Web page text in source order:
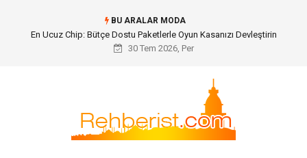
BU ARALAR MODA
Bohem Ev Dekoru Nedir?
30 Tem 2026, Per